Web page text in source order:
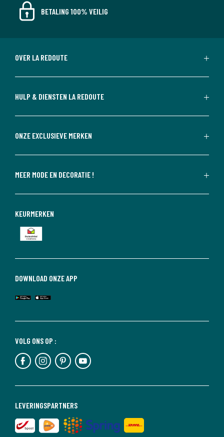
BETALING 100% VEILIG
OVER LA REDOUTE
HULP & DIENSTEN LA REDOUTE
ONZE EXCLUSIEVE MERKEN
MEER MODE EN DECORATIE !
LEVERINGSPARTNERS
VOLG ONS OP :
DOWNLOAD ONZE APP
KEURMERKEN